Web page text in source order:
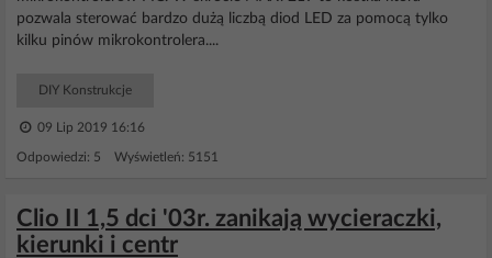
pozwala sterować bardzo dużą liczbą diod LED za pomocą tylko
kilku pinów mikrokontrolera....
DIY Konstrukcje
09 Lip 2019 16:16
Odpowiedzi: 5 Wyświetleń: 5151
Clio II 1,5 dci '03r. zanikają wycieraczki,
kierunki i centr